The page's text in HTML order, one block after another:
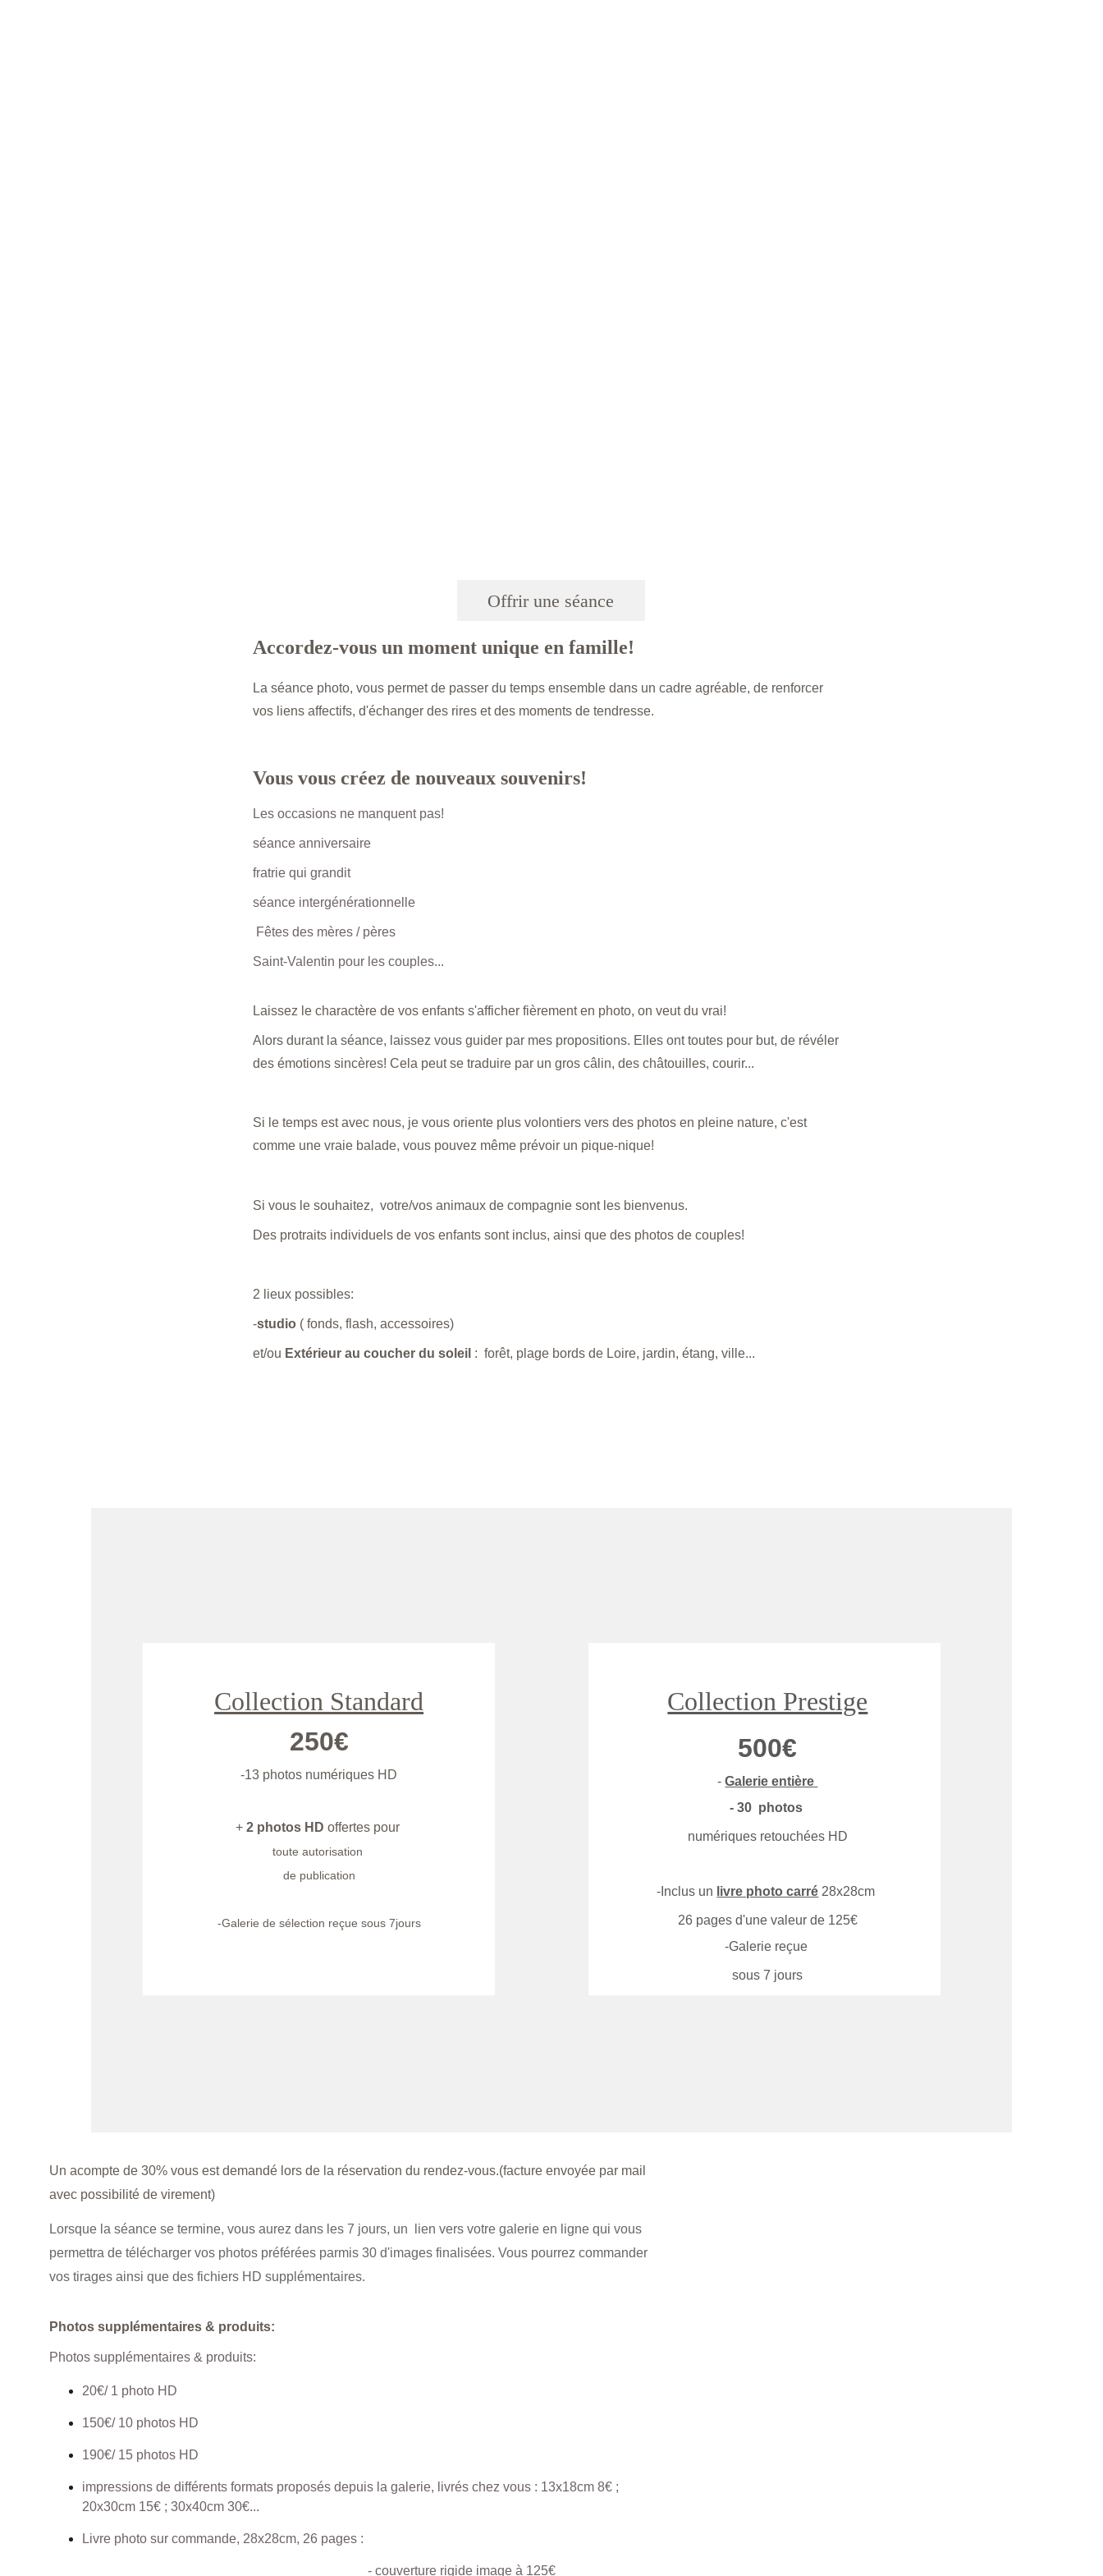
Accordez-vous un moment unique en famille!
La séance photo, vous permet de passer du temps ensemble dans un cadre agréable, de renforcer
vos liens affectifs, d'échanger des rires et des moments de tendresse.
Vous vous créez de nouveaux souvenirs!
Les occasions ne manquent pas!
séance anniversaire
fratrie qui grandit
séance intergénérationnelle
Fêtes des mères / pères
Saint-Valentin pour les couples...
Laissez le charactère de vos enfants s'afficher fièrement en photo, on veut du vrai!
Alors durant la séance, laissez vous guider par mes propositions. Elles ont toutes pour but, de révéler
des émotions sincères! Cela peut se traduire par un gros câlin, des châtouilles, courir...
Si le temps est avec nous, je vous oriente plus volontiers vers des photos en pleine nature, c'est
comme une vraie balade, vous pouvez même prévoir un pique-nique!
Si vous le souhaitez,  votre/vos animaux de compagnie sont les bienvenus.
Des protraits individuels de vos enfants sont inclus, ainsi que des photos de couples!
2 lieux possibles:
-studio ( fonds, flash, accessoires)
et/ou Extérieur au coucher du soleil :  forêt, plage bords de Loire, jardin, étang, ville...
Collection Standard
250€
-13 photos numériques HD
+ 2 photos HD offertes pour
toute autorisation
de publication
-Galerie de sélection reçue sous 7jours
Collection Prestige
500€
- Galerie entière
- 30  photos
numériques retouchées HD
-Inclus un livre photo carré 28x28cm
26 pages d'une valeur de 125€
-Galerie reçue
sous 7 jours
Un acompte de 30% vous est demandé lors de la réservation du rendez-vous.(facture envoyée par mail
avec possibilité de virement)
Lorsque la séance se termine, vous aurez dans les 7 jours, un  lien vers votre galerie en ligne qui vous
permettra de télécharger vos photos préférées parmis 30 d'images finalisées. Vous pourrez commander
vos tirages ainsi que des fichiers HD supplémentaires.
Photos supplémentaires & produits:
Photos supplémentaires & produits:
20€/ 1 photo HD
150€/ 10 photos HD
190€/ 15 photos HD
impressions de différents formats proposés depuis la galerie, livrés chez vous : 13x18cm 8€ ;
20x30cm 15€ ; 30x40cm 30€...
Livre photo sur commande, 28x28cm, 26 pages :
                                                                                       - couverture rigide image à 125€
Offrir une séance